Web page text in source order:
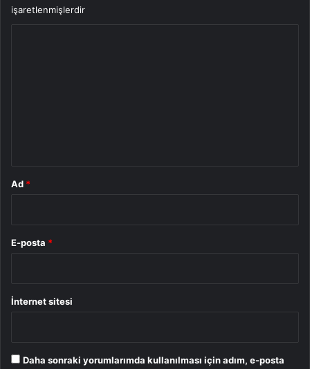
işaretlenmişlerdir
Ad *
E-posta *
İnternet sitesi
Daha sonraki yorumlarımda kullanılması için adım, e-posta